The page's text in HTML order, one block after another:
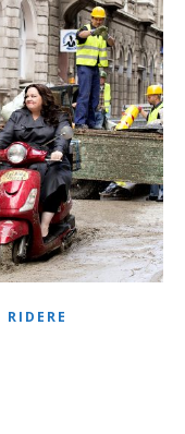
RIDERE